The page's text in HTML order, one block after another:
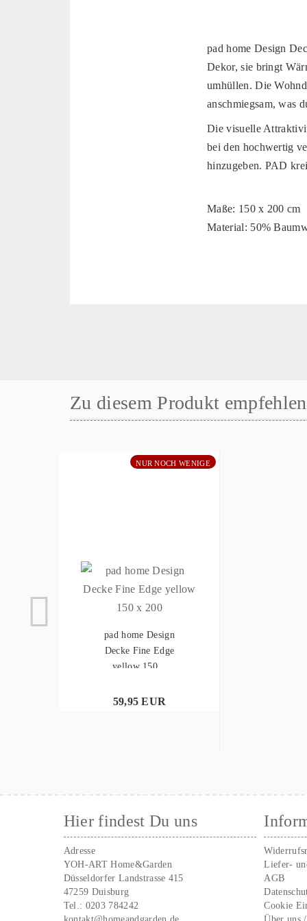
pad home Design
Dekor, sie bringt
umhüllen. Die
anschmiegsam, was
Die visuelle
bei den hochwertig
hinzugeben. PAD
Maße: 150 x 200 cm
Material: 50%
Zu diesem Produkt
NUR NOCH WENIGE
pad home Design
Decke Fine Edge
yellow 150...
59,95 EUR
Hier findest Du uns
Adresse
YOH-ART Home&Garden
Düsseldorfer Landstrasse 415
47259 Duisburg
Tel.: 0203 784242
Liefer-
AGB
Cookie